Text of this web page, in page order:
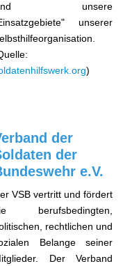
unsere
unserer
)
der
der
e.V.
VSB vertritt und fördert
berufsbedingten,
rechtlichen und
Belange seiner
Der Verband